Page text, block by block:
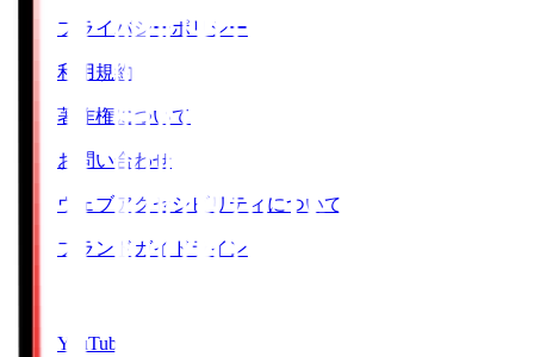
プライバシーポリシー
利用規約
著作権について
お問い合わせ
ウェブアクセシビリティについて
ブランドガイドライン
YouTube